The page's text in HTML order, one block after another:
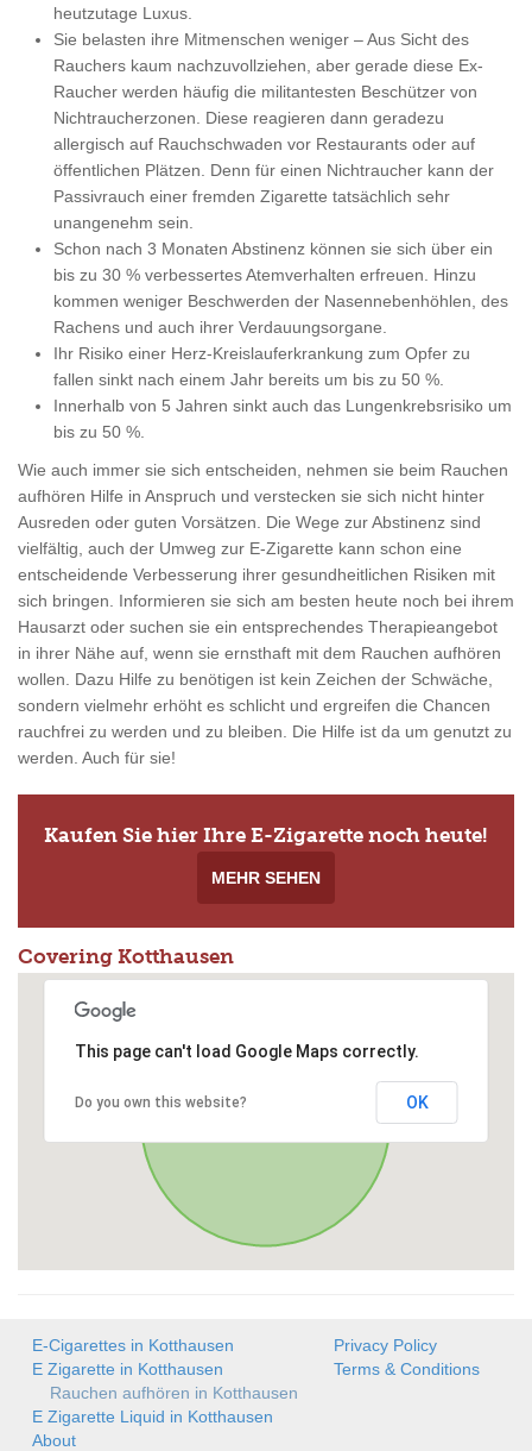
heutzutage Luxus.
Sie belasten ihre Mitmenschen weniger – Aus Sicht des
Rauchers kaum nachzuvollziehen, aber gerade diese Ex-
Raucher werden häufig die militantesten Beschützer von
Nichtraucherzonen. Diese reagieren dann geradezu
allergisch auf Rauchschwaden vor Restaurants oder auf
öffentlichen Plätzen. Denn für einen Nichtraucher kann der
Passivrauch einer fremden Zigarette tatsächlich sehr
unangenehm sein.
Schon nach 3 Monaten Abstinenz können sie sich über ein
bis zu 30 % verbessertes Atemverhalten erfreuen. Hinzu
kommen weniger Beschwerden der Nasennebenhöhlen, des
Rachens und auch ihrer Verdauungsorgane.
Ihr Risiko einer Herz-Kreislauferkrankung zum Opfer zu
fallen sinkt nach einem Jahr bereits um bis zu 50 %.
Innerhalb von 5 Jahren sinkt auch das Lungenkrebsrisiko um
bis zu 50 %.
Wie auch immer sie sich entscheiden, nehmen sie beim Rauchen
aufhören Hilfe in Anspruch und verstecken sie sich nicht hinter
Ausreden oder guten Vorsätzen. Die Wege zur Abstinenz sind
vielfältig, auch der Umweg zur E-Zigarette kann schon eine
entscheidende Verbesserung ihrer gesundheitlichen Risiken mit
sich bringen. Informieren sie sich am besten heute noch bei ihrem
Hausarzt oder suchen sie ein entsprechendes Therapieangebot
in ihrer Nähe auf, wenn sie ernsthaft mit dem Rauchen aufhören
wollen. Dazu Hilfe zu benötigen ist kein Zeichen der Schwäche,
sondern vielmehr erhöht es schlicht und ergreifen die Chancen
rauchfrei zu werden und zu bleiben. Die Hilfe ist da um genutzt zu
werden. Auch für sie!
Kaufen Sie hier Ihre E-Zigarette noch heute!
MEHR SEHEN
Covering Kotthausen
This page can't load Google Maps correctly.
Do you own this website? OK
E-Cigarettes in Kotthausen
E Zigarette in Kotthausen
Rauchen aufhören in Kotthausen
E Zigarette Liquid in Kotthausen
About
Privacy Policy
Terms & Conditions